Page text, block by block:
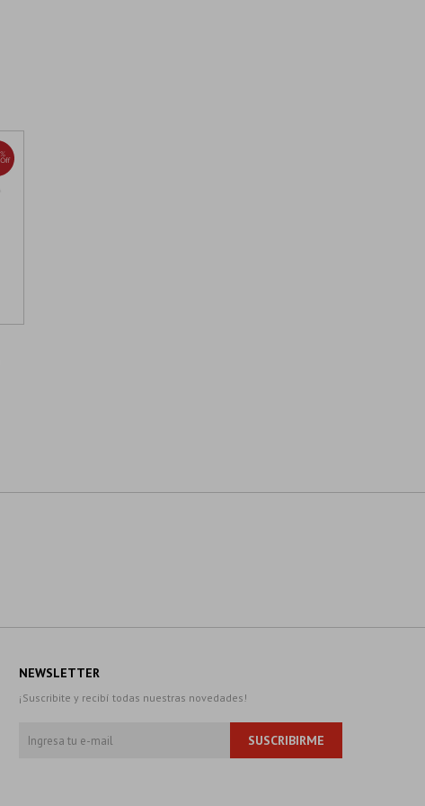
NEWSLETTER
¡Suscribite y recibí todas nuestras novedades!
SUSCRIBIRME